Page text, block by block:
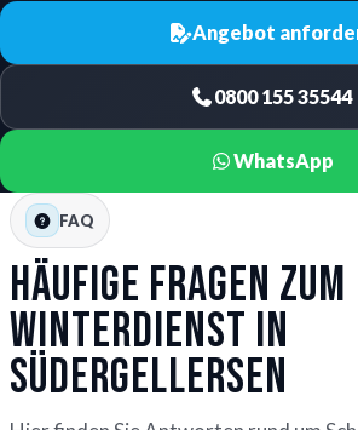
Angebot
0800 155 35544
WhatsApp
FAQ
Häufige Fragen zum
Winterdienst in
Südergellersen